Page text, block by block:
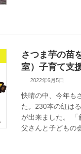
さつま芋の苗
室）子育て支
2022年6月5日
快晴の中、今年も
た。230本の紅は
が出来ました。
父さんと子どもの